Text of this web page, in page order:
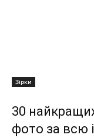
Зірки
30
фото за всю